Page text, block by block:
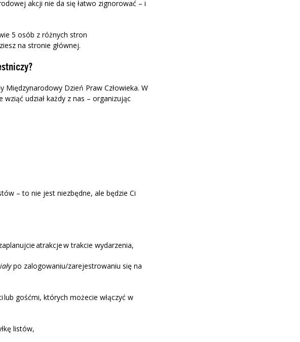
akcji nie da się łatwo zignorować – i
5 osób z różnych stron
na stronie głównej.
Międzynarodowy Dzień Praw Człowieka. W
wziąć udział każdy z nas – organizując
– to nie jest niezbędne, ale będzie Ci
atrakcje w trakcie wydarzenia,
po zalogowaniu/zarejestrowaniu się na
lub gośćmi, których możecie włączyć w
listów,